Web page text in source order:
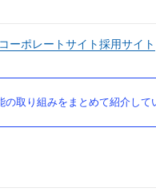
コーポレートサイト採用サイト
取り組みをまとめて紹介して